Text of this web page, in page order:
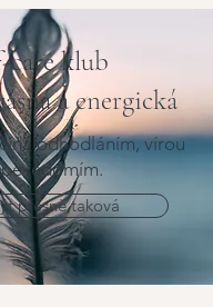
care klub
a energická
odhodláním, vírou
přesně taková